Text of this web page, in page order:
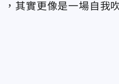
其實更像是一場自我